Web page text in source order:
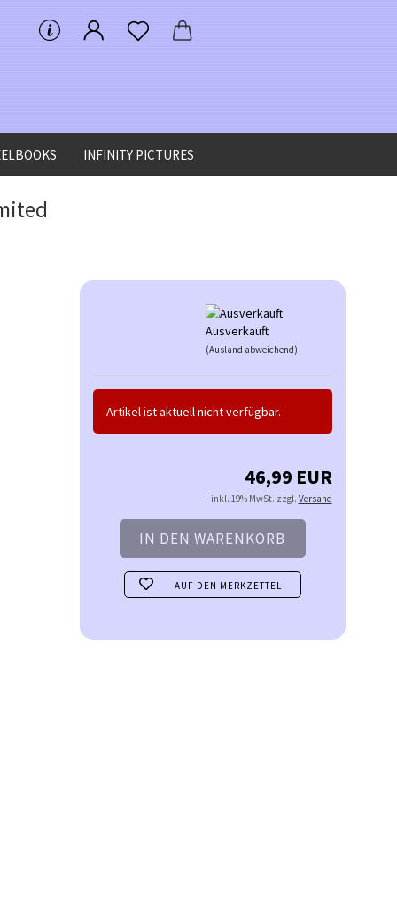
INFINITY PICTURES
Ausverkauft
(Ausland abweichend)
Artikel ist aktuell nicht verfügbar.
46,99 EUR
inkl. 19% MwSt. zzgl. Versand
AUF DEN MERKZETTEL